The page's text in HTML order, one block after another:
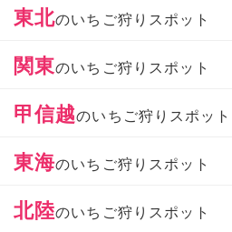
東北のいちご狩りスポット
関東のいちご狩りスポット
甲信越のいちご狩りスポット
東海のいちご狩りスポット
北陸のいちご狩りスポット